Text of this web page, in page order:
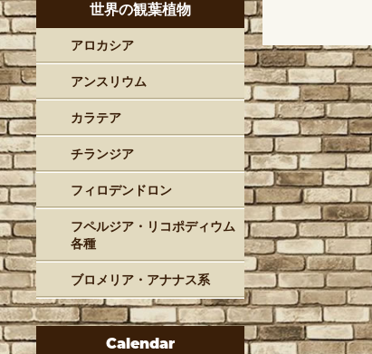
世界の観葉植物
アロカシア
アンスリウム
カラテア
チランジア
フィロデンドロン
フペルジア・リコポディウム
各種
ブロメリア・アナナス系
Calendar